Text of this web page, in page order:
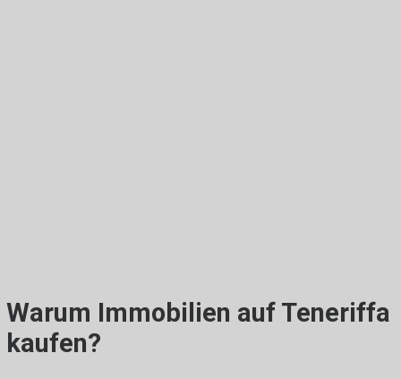
Warum Immobilien auf Teneriffa
kaufen?